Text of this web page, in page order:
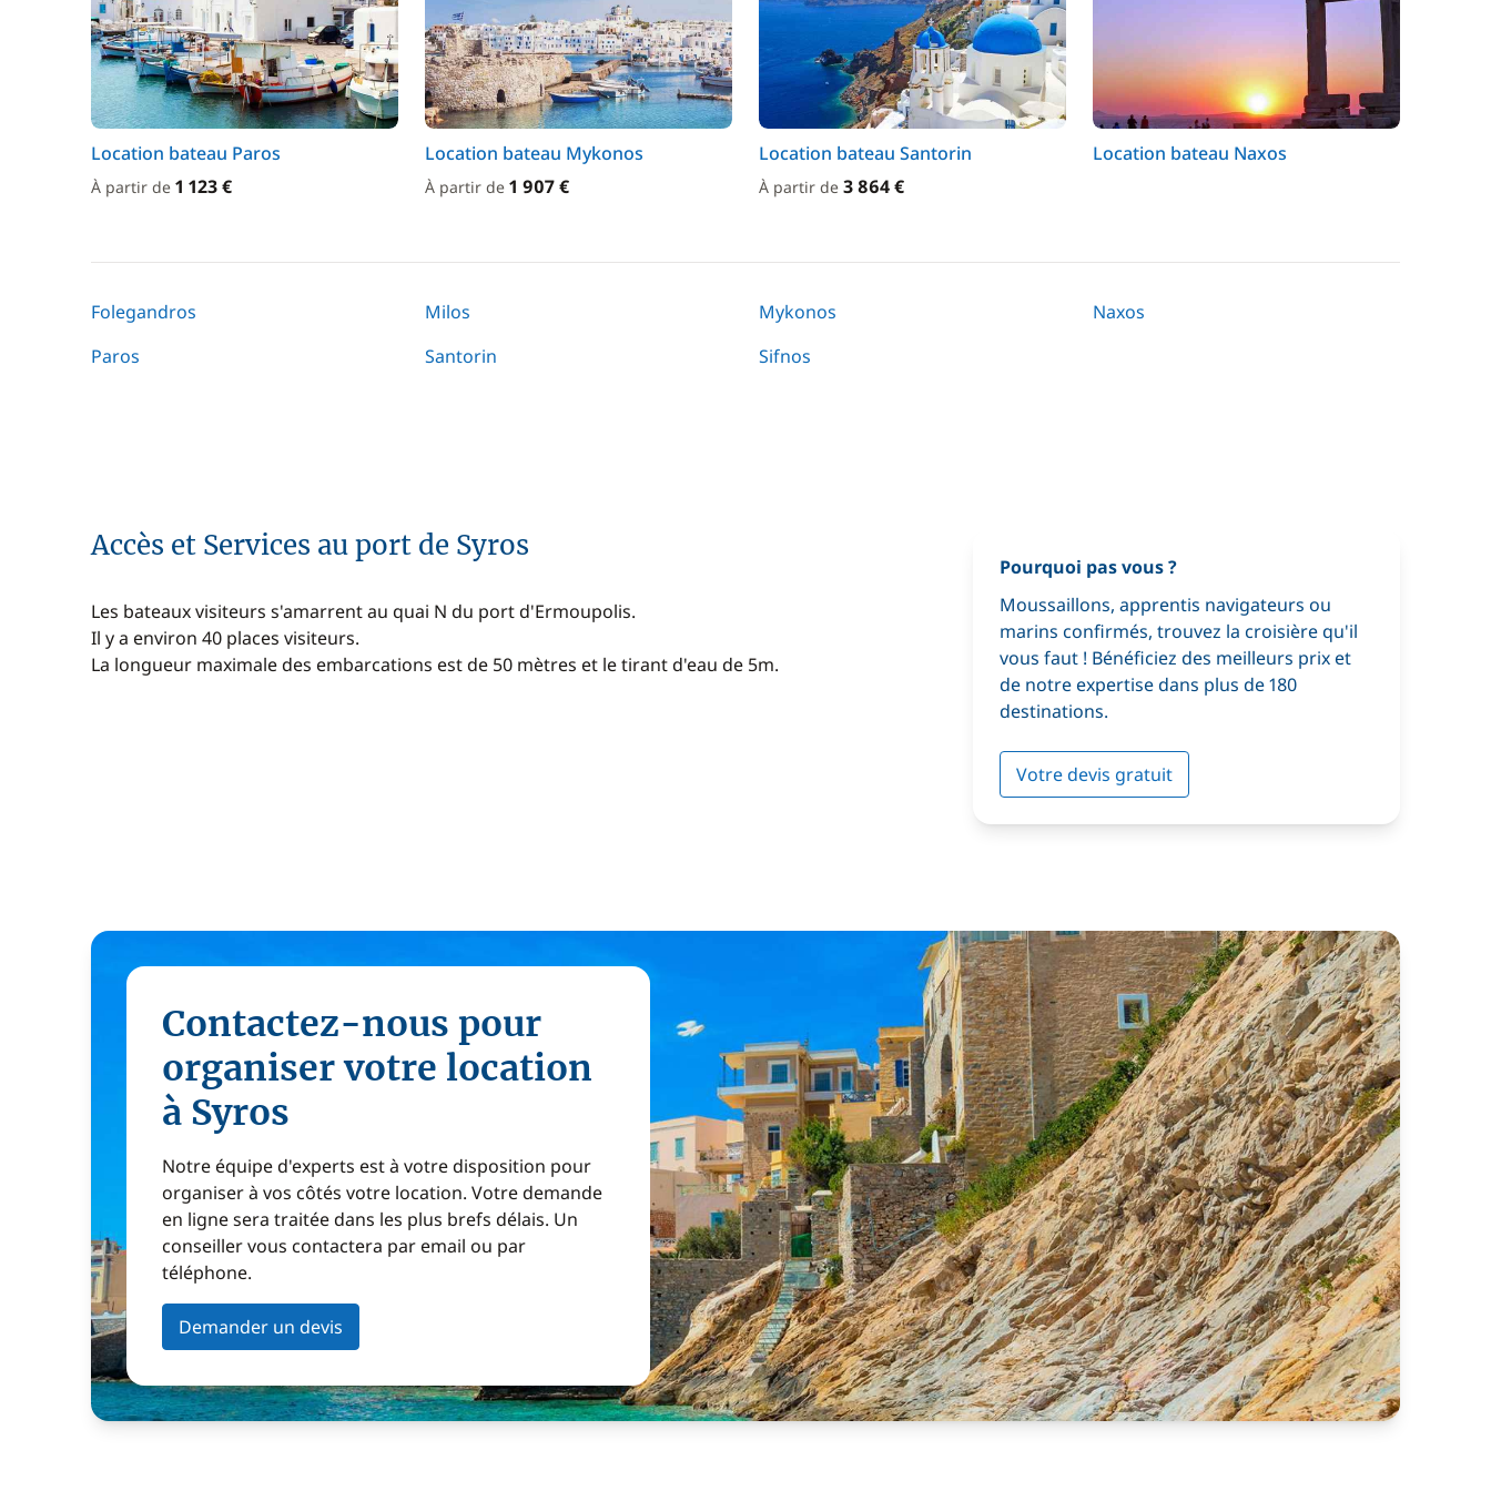
Location bateau Paros
À partir de 1 123 €
Location bateau Mykonos
À partir de 1 907 €
Location bateau Santorin
À partir de 3 864 €
Location bateau Naxos
Folegandros Milos Mykonos
Naxos
Paros
Santorin Sifnos
Accès et Services au port de Syros
Les bateaux visiteurs s'amarrent au quai N du port d'Ermoupolis.
Il y a environ 40 places visiteurs.
La longueur maximale des embarcations est de 50 mètres et le tirant d'eau de 5m.
Pourquoi pas vous ?
Moussaillons, apprentis navigateurs ou
marins confirmés, trouvez la croisière qu'il
vous faut ! Bénéficiez des meilleurs prix et
de notre expertise dans plus de 180
destinations.
Votre devis gratuit
Contactez-nous pour
organiser votre location
à Syros
Notre équipe d'experts est à votre disposition pour
organiser à vos côtés votre location. Votre demande
en ligne sera traitée dans les plus brefs délais. Un
conseiller vous contactera par email ou par
téléphone.
Demander un devis